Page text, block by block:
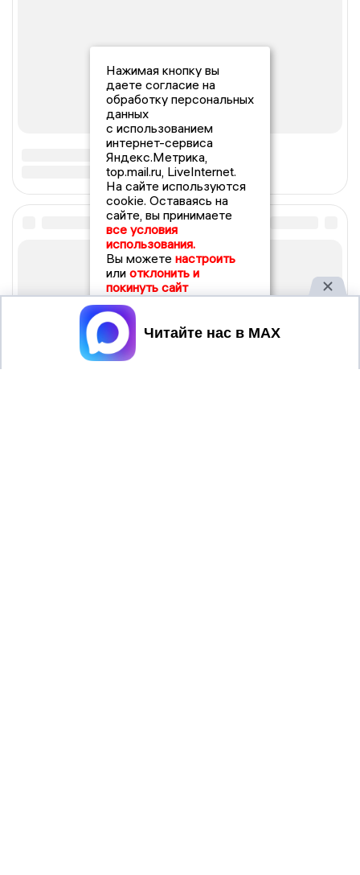
Нажимая кнопку вы
даете согласие на
обработку персональных
данных
с использованием
интернет-сервиса
Яндекс.Метрика,
top.mail.ru, LiveInternet.
На сайте используются
cookie. Оставаясь на
сайте, вы принимаете
все условия
использования.
Вы можете настроить
или отклонить и
покинуть сайт
Принять